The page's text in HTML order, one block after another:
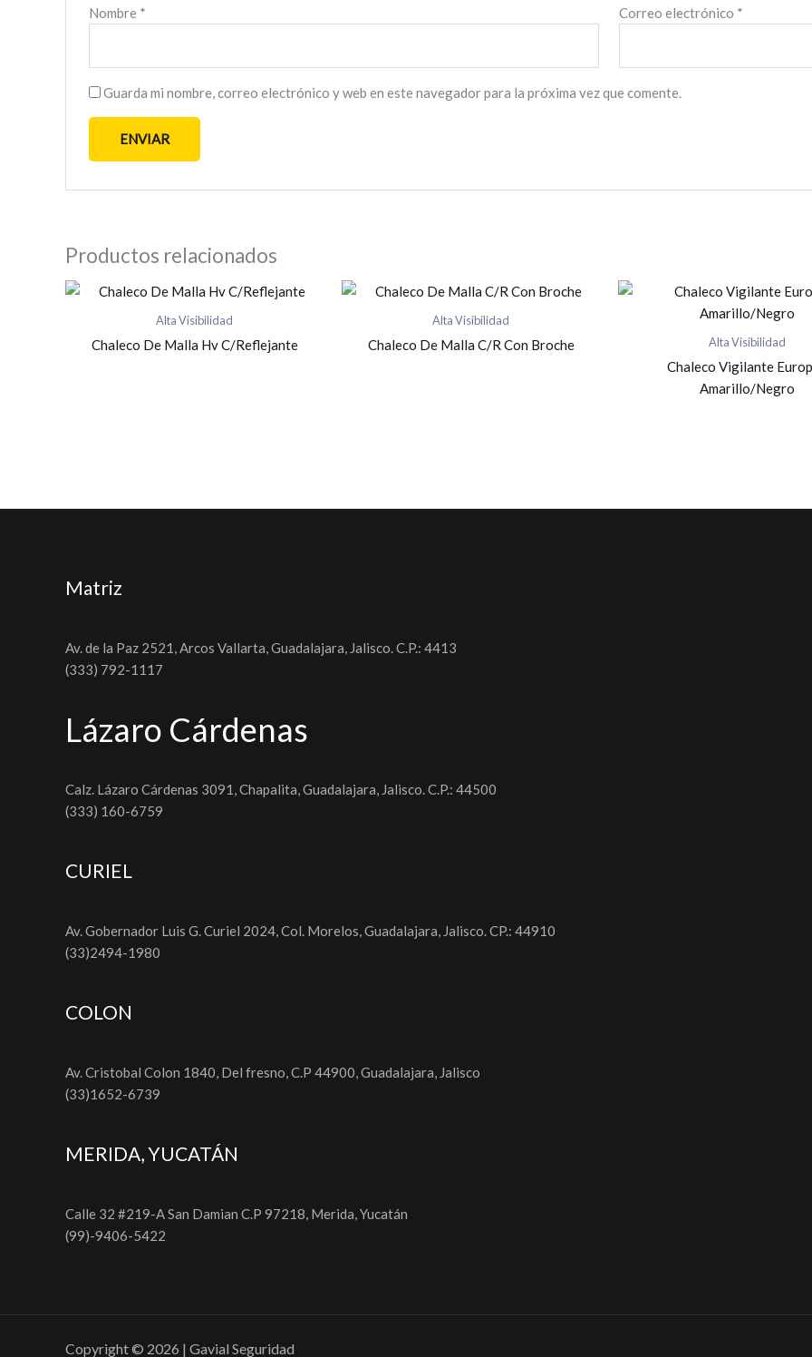
Nombre * Correo electrónico *
Guarda mi nombre, correo electrónico y web en este navegador para la próxima vez que comente.
Productos relacionados
Alta Visibilidad
Chaleco De Malla Hv C/Reflejante
Alta Visibilidad
Chaleco De Malla C/R Con Broche Alta Visibilidad
Chaleco Vigilante
Amarillo/Negro
Matriz
Av. de la Paz 2521, Arcos Vallarta, Guadalajara, Jalisco. C.P.: 4413
(333) 792-1117
Lázaro Cárdenas
Calz. Lázaro Cárdenas 3091, Chapalita, Guadalajara, Jalisco. C.P.: 44500
(333) 160-6759
CURIEL
Av. Gobernador Luis G. Curiel 2024, Col. Morelos, Guadalajara, Jalisco. CP.: 44910
(33)2494-1980
COLON
Av. Cristobal Colon 1840, Del fresno, C.P 44900, Guadalajara, Jalisco
(33)1652-6739
MERIDA, YUCATÁN
Calle 32 #219-A San Damian C.P 97218, Merida, Yucatán
(99)-9406-5422
Copyright © 2026 | Gavial Seguridad